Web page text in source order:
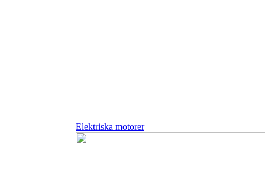
Elektriska motorer